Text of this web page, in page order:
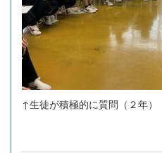
↑生徒が積極的に質問（２年）